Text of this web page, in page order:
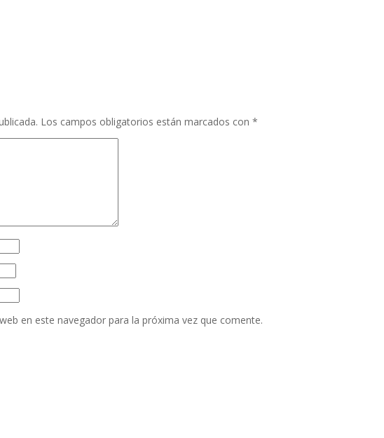
Los campos obligatorios están marcados con *
en este navegador para la próxima vez que comente.